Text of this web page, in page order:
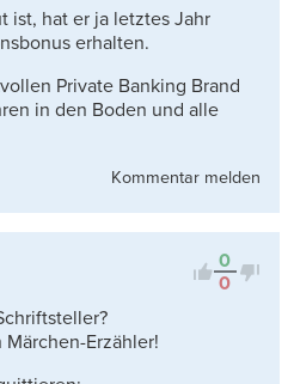
ist, hat er ja letztes Jahr
erhalten.
Private Banking Brand
in den Boden und alle
Kommentar melden
0
0
Erzähler!